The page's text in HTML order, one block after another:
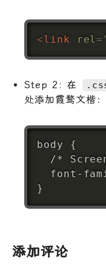
<link rel=
Step 2: 在
处添加霞鹜文楷：
body {
/*
font-
添加评论